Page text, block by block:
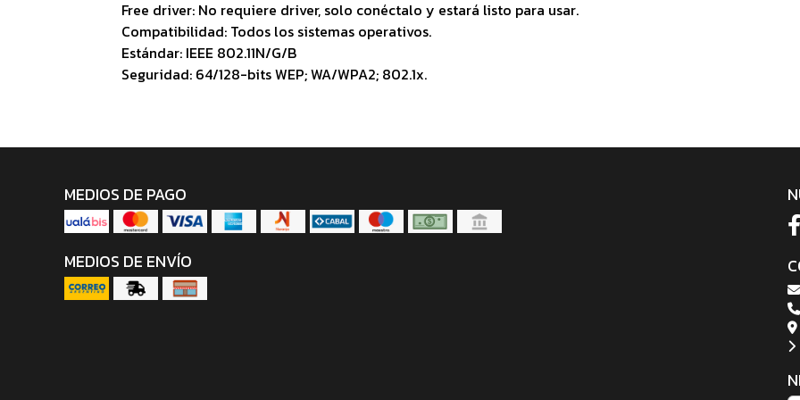
Free driver: No requiere driver, solo conéctalo y estará listo para usar.
Compatibilidad: Todos los sistemas operativos.
Estándar: IEEE 802.11N/G/B
Seguridad: 64/128-bits WEP; WA/WPA2; 802.1x.
MEDIOS DE PAGO
MEDIOS DE ENVÍO